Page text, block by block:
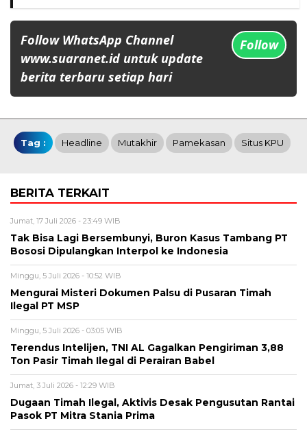
Follow WhatsApp Channel
www.suaranet.id untuk update
berita terbaru setiap hari
Follow
Tag : Headline Mutakhir Pamekasan Situs KPU
BERITA TERKAIT
Jumat, 17 Juli 2026 - 23:49 WIB
Tak Bisa Lagi Bersembunyi, Buron Kasus Tambang PT
Bososi Dipulangkan Interpol ke Indonesia
Minggu, 5 Juli 2026 - 10:52 WIB
Mengurai Misteri Dokumen Palsu di Pusaran Timah
Ilegal PT MSP
Minggu, 5 Juli 2026 - 03:05 WIB
Terendus Intelijen, TNI AL Gagalkan Pengiriman 3,88
Ton Pasir Timah Ilegal di Perairan Babel
Jumat, 3 Juli 2026 - 12:29 WIB
Dugaan Timah Ilegal, Aktivis Desak Pengusutan Rantai
Pasok PT Mitra Stania Prima